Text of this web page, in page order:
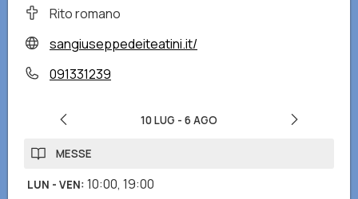
Rito romano
sangiuseppedeiteatini.it/
091331239
10 LUG - 6 AGO
MESSE
LUN - VEN: 10:00, 19:00